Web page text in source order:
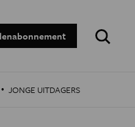
Zoeken:
· JONGE UITDAGERS